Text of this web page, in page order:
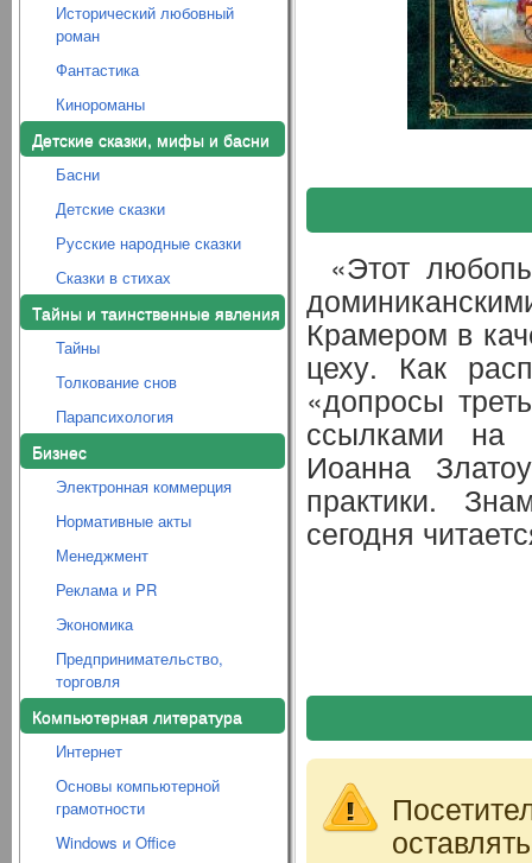
Исторический любовный
роман
Фантастика
Кинороманы
Детские сказки, мифы и басни
Басни
Детские сказки
Русские народные сказки
Сказки в стихах
Тайны и таинственные явления
Тайны
Толкование снов
Парапсихология
Бизнес
Электронная коммерция
Нормативные акты
Менеджмент
Реклама и PR
Экономика
Предпринимательство,
торговля
Компьютерная литература
Интернет
Основы компьютерной
грамотности
Windows и Office
«Этот
Крамером в
цеху. Как
«допросы
ссылками на
Иоанна
практики.
сегодня